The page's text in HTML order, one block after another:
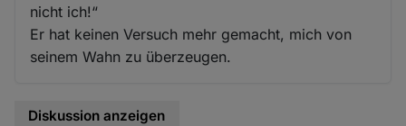
nicht ich!“
Er hat keinen Versuch mehr gemacht, mich von
seinem Wahn zu überzeugen.
Diskussion anzeigen